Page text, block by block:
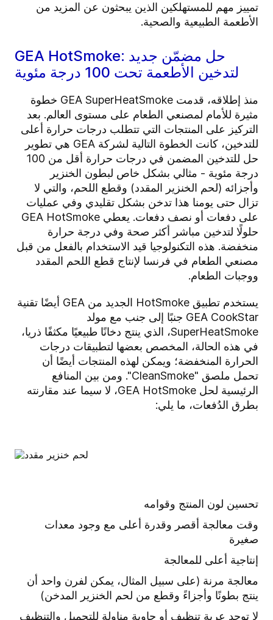
تمييز مهم للمستهلكين الذين يبحثون عن المزيد من
الأطعمة الطبيعية والصحية.
GEA HotSmoke: حل مضمّن جديد
لتدخين الأطعمة تحت 100 درجة مئوية
منذ إطلاقه، قدمت GEA SuperHeatSmoke خطوة
مثيرة للأمام لمصنعي الطعام على مستوى العالم. بعد
التركيز على المنتجات التي تتطلب درجات حرارة أعلى
للتدخين، كانت الخطوة التالية لشركة GEA هي تطوير
حل للتدخين المضمن في درجات حرارة أقل من 100
درجة مئوية - مثالي بشكل خاص لبطون الخنزير
وأجزائه (لحم الخنزير المقدد) وقطع اللحم، والتي لا
تزال حتى يومنا هذا تدخن بشكل تقليدي وفي عمليات
على دفعات أو نصف دفعات. يعطي GEA HotSmoke
حلولًا لتدخين مباشر أكثر صحة وفي درجة حرارة
منخفضة. هذه التكنولوجيا قيد الاستخدام بالفعل من قبل
مصنعي الطعام في فرنسا لإنتاج قطع اللحم المقدد
ووجبات الطعام.
يستخدم تطبيق HotSmoke الجديد من GEA أيضًا تقنية
GEA CookStar جنبًا إلى جنب مع مولد
SuperHeatSmoke، الذي ينتج دخانًا طبيعيًا مكثفًا ذريا،
في هذه الحالة، المخصص بعضها لتطبيقات درجات
الحرارة المنخفضة؛ ويمكن لهذه المنتجات أيضًا أن
تحمل ملصق "CleanSmoke". ومن بين المنافع
الرئيسية لحل GEA HotSmoke، لا سيما عند مقارنته
بطرق الدُفعات، ما يلي:
تحسين لون المنتج وقوامه
وقت معالجة أقصر وقدرة أعلى مع وجود معدات
صغيرة
إنتاجية أعلى للمعالجة
معالجة مرنة (على سبيل المثال، يمكن لفرن واحد أن
ينتج بطونًا وأجزاءً وقطع من لحم الخنزير المدخن)
لا توجد عربة تنظيف أو حاوية مناولة للتحميل والتنظيف